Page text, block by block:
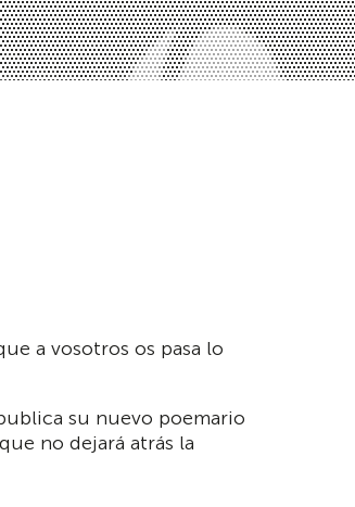
a vosotros os pasa lo
su nuevo poemario
no dejará atrás la